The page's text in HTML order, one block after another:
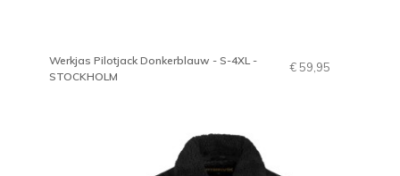
Werkjas Pilotjack Donkerblauw - S-4XL -
STOCKHOLM
€ 59,95